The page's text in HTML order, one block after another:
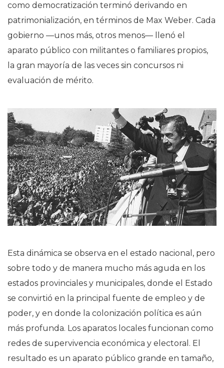
como democratización terminó derivando en
patrimonialización, en términos de Max Weber. Cada
gobierno —unos más, otros menos— llenó el
aparato público con militantes o familiares propios,
la gran mayoría de las veces sin concursos ni
evaluación de mérito.
Esta dinámica se observa en el estado nacional, pero
sobre todo y de manera mucho más aguda en los
estados provinciales y municipales, donde el Estado
se convirtió en la principal fuente de empleo y de
poder, y en donde la colonización política es aún
más profunda. Los aparatos locales funcionan como
redes de supervivencia económica y electoral. El
resultado es un aparato público grande en tamaño,